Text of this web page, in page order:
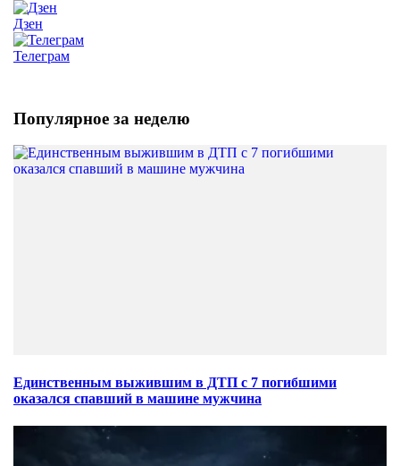
Дзен
Телеграм
Популярное за неделю
Единственным выжившим в ДТП с 7 погибшими
оказался спавший в машине мужчина